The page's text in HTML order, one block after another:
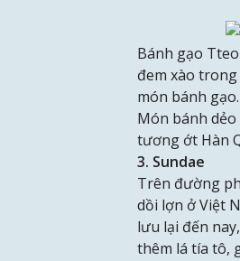
Bánh gạo
đem xào
món bánh gạo.
Món bánh
tương ớt Hàn
3. Sundae
Trên đường
dồi lợn ở Việt
lưu lại đến
thêm lá tía tô,